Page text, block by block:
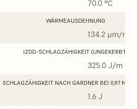
70.0 °C
WÄRMEAUSDEHNUNG
134.2 μm/m/
IZOD-SCHLAGZÄHIGKEIT (UNGEKERBT)
325.0 J/m
SCHLAGZÄHIGKEIT NACH GARDNER BEI 0,97 MM
1.6 J